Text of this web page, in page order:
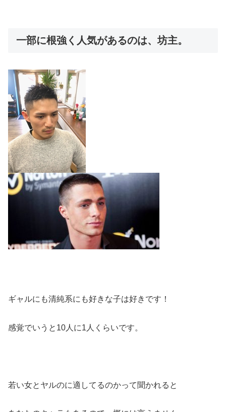
一部に根強く人気があるのは、坊主。
ギャルにも清純系にも好きな子は好きです！
感覚でいうと10人に1人くらいです。
若い女とヤルのに適してるのかって聞かれると